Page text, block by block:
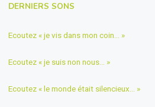
DERNIERS SONS
Ecoutez « je vis dans mon coin… »
Ecoutez « je suis non nous… »
Ecoutez « le monde était silencieux… »